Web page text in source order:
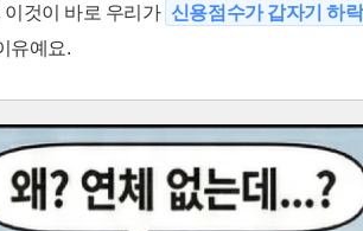
것이 바로 우리가 신용점수가 갑자기 하
유예요.